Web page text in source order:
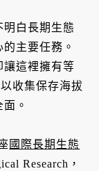
白長期生態
主要任務。
這裡擁有等
收集保存海拔
。
國際長期生態
Research，